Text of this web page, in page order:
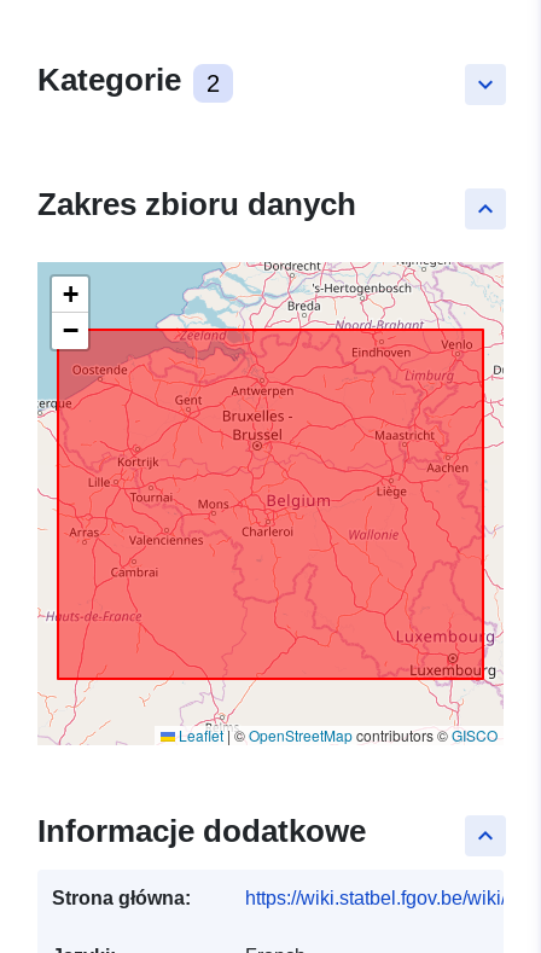
keyboard_arrow_down
Kategorie 2
keyboard_arrow_up
Zakres zbioru danych
+
−
Leaflet|©OpenStreetMapcontributors ©GISCO
keyboard_arrow_up
Informacje dodatkowe
Strona główna: https://wiki.statbel.fgov.be/wiki/